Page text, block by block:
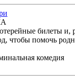
билеты и,
чтобы помочь
комедия